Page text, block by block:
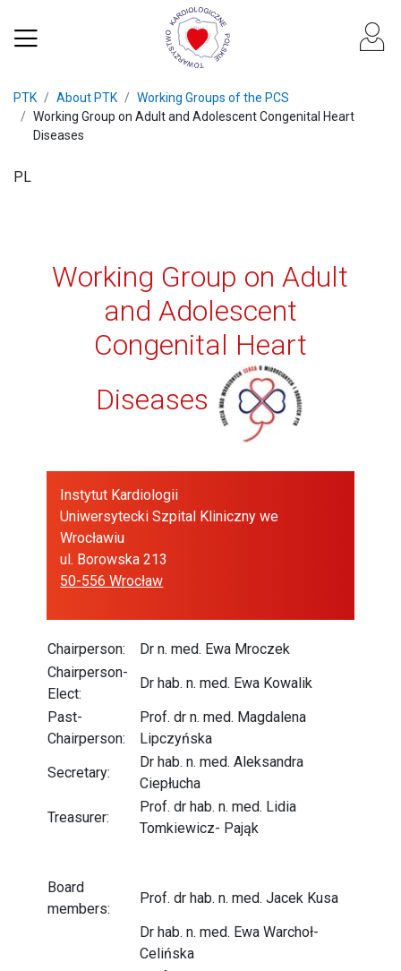
PTK About PTK
Working Groups of the PCS
Working Group on Adult and Adolescent Congenital Heart
Diseases
PL
Working Group on Adult
and Adolescent
Congenital Heart
Diseases
Instytut Kardiologii
Uniwersytecki Szpital Kliniczny we
Wrocławiu
ul. Borowska 213
50-556 Wrocław
Chairperson:
Dr n. med. Ewa Mroczek
Chairperson-
Elect:
Dr hab. n. med. Ewa Kowalik
Past-
Chairperson:
Prof. dr n. med. Magdalena
Lipczyńska
Secretary:
Dr hab. n. med. Aleksandra
Ciepłucha
Treasurer:
Prof. dr hab. n. med. Lidia
Tomkiewicz- Pająk
Board
members:
Prof. dr hab. n. med. Jacek Kusa
Dr hab. n. med. Ewa Warchoł-
Celińska